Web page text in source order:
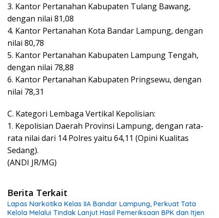
3. Kantor Pertanahan Kabupaten Tulang Bawang,
dengan nilai 81,08
4. Kantor Pertanahan Kota Bandar Lampung, dengan
nilai 80,78
5. Kantor Pertanahan Kabupaten Lampung Tengah,
dengan nilai 78,88
6. Kantor Pertanahan Kabupaten Pringsewu, dengan
nilai 78,31
C. Kategori Lembaga Vertikal Kepolisian:
1. Kepolisian Daerah Provinsi Lampung, dengan rata-
rata nilai dari 14 Polres yaitu 64,11 (Opini Kualitas
Sedang).
(ANDI JR/MG)
Berita Terkait
Lapas Narkotika Kelas IIA Bandar Lampung, Perkuat Tata
Kelola Melalui Tindak Lanjut Hasil Pemeriksaan BPK dan Itjen